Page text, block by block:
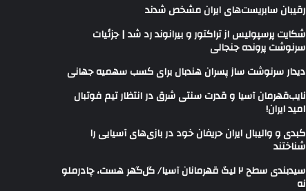
رقیبان سابریست‌های ایران مشخص شدند
شکایت پرسپولیس از تراکتور و بیرانوند رد شد | جزئیات
سرنوشت پرونده جنجالی
دیدار سرنوشت ساز پسران هندبال برای کسب سهمیه جهانی
نایب‌قهرمان آسیا و قدرت سنتی شرق در انتظار تیم فوتبال
امید ایران!
کبدی و والیبال ایران حریفان خود در بازی‌های آسیایی را
شناختند
سیدبندی سطح ۲ لیگ قهرمانان آسیا/ گل‌گهر هست، چادرملو
نه